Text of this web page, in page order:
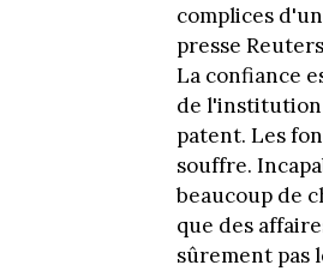
complices
presse
La confiance
de l'institution
patent. Les
souffre.
beaucoup de
que des
sûrement pas